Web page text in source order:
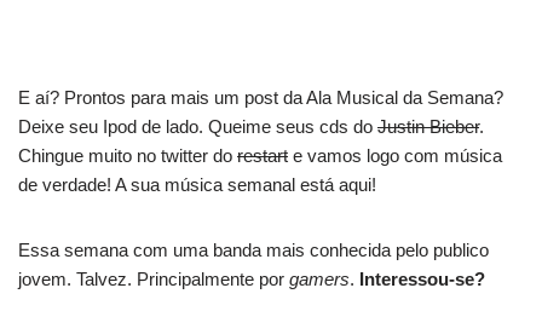
E aí? Prontos para mais um post da Ala Musical da Semana?
Deixe seu Ipod de lado. Queime seus cds do Justin Bieber.
Chingue muito no twitter do restart e vamos logo com música
de verdade! A sua música semanal está aqui!
Essa semana com uma banda mais conhecida pelo publico
jovem. Talvez. Principalmente por gamers. Interessou-se?